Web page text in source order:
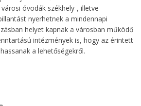
óvodák székhely-, illetve
nyerhetnek a mindennapi
helyet kapnak a városban működő
intézmények is, hogy az érintett
a lehetőségekről.